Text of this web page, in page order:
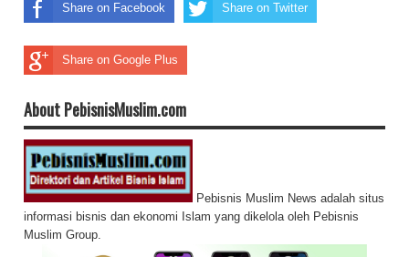
Share on Facebook Share on Twitter
Share on Google Plus
About PebisnisMuslim.com
Pebisnis Muslim News adalah situs
informasi bisnis dan ekonomi Islam yang dikelola oleh Pebisnis
Muslim Group.